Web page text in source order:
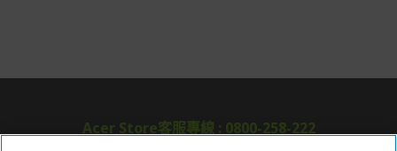
Acer Store客服專線 : 0800-258-222